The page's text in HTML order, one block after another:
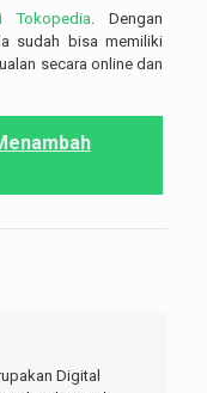
. Dengan
sudah bisa memiliki
secara online dan
Digital